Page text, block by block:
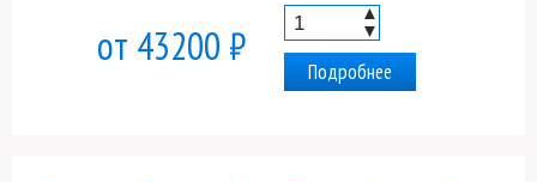
от 43200 ₽
▲
▼
Подробнее